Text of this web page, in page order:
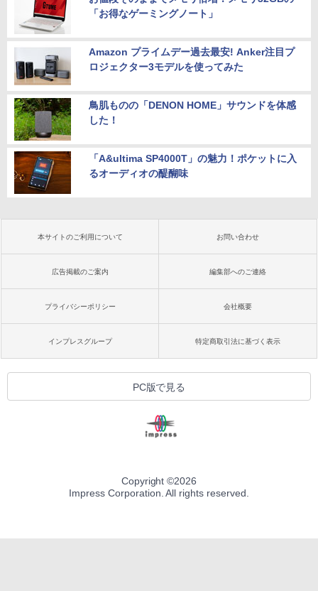
「お得なゲーミングノート」
Amazon プライムデー過去最安! Anker注目プ
ロジェクター3モデルを使ってみた
鳥肌ものの「DENON HOME」サウンドを体感
した！
「A&ultima SP4000T」の魅力！ポケットに入
るオーディオの醍醐味
本サイトのご利用について お問い合わせ
広告掲載のご案内 編集部へのご連絡
プライバシーポリシー 会社概要
インプレスグループ 特定商取引法に基づく表示
PC版で見る
Copyright ©2026
Impress Corporation. All rights reserved.